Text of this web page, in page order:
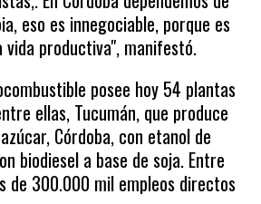
eso es innegociable, porque es
productiva", manifestó.
posee hoy 54 plantas
ellas, Tucumán, que produce
Córdoba, con etanol de
biodiesel a base de soja. Entre
de 300.000 mil empleos directos